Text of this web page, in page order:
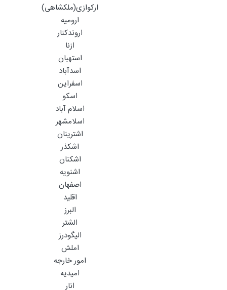
ارکوازی(ملکشاهی)
ارومیه
اروندکنار
ازنا
استهبان
اسدآباد
اسفراین
اسکو
اسلام آباد
اسلامشهر
اشترینان
اشکذر
اشکنان
اشنویه
اصفهان
اقلید
البرز
الشتر
الیگودرز
املش
امور خارجه
امیدیه
انار